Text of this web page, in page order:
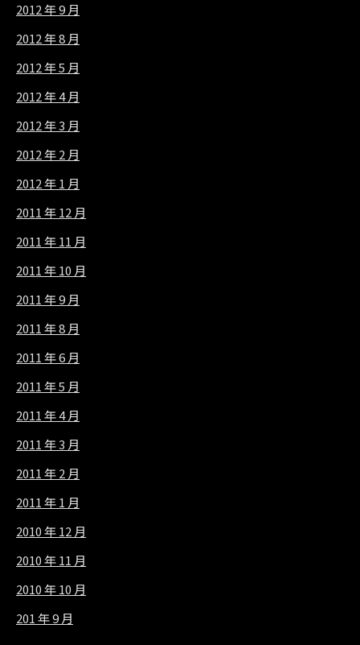
2012 年 9 月
2012 年 8 月
2012 年 5 月
2012 年 4 月
2012 年 3 月
2012 年 2 月
2012 年 1 月
2011 年 12 月
2011 年 11 月
2011 年 10 月
2011 年 9 月
2011 年 8 月
2011 年 6 月
2011 年 5 月
2011 年 4 月
2011 年 3 月
2011 年 2 月
2011 年 1 月
2010 年 12 月
2010 年 11 月
2010 年 10 月
201 年 9 月